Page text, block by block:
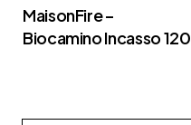
MaisonFire –
Biocamino Incasso 120